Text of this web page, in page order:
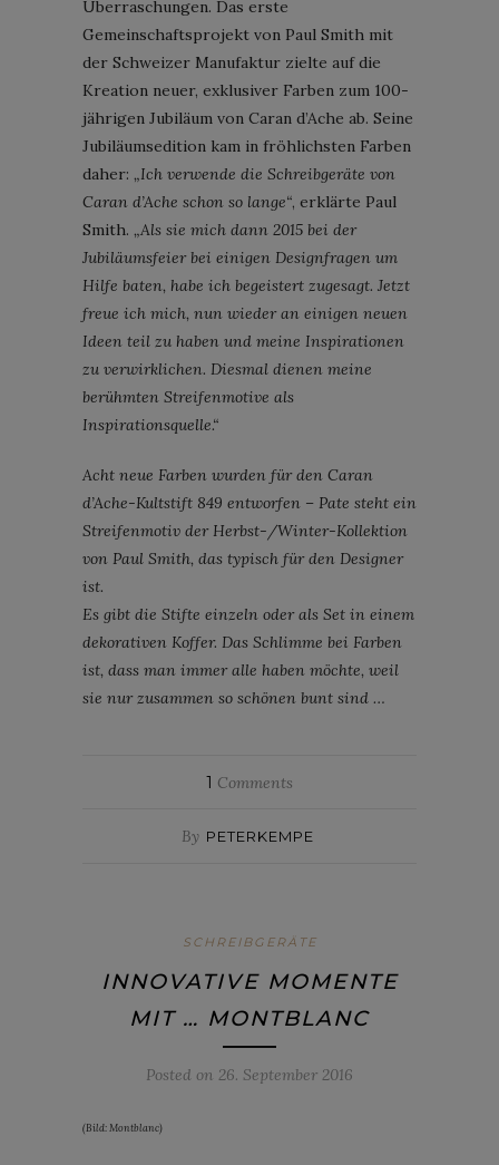
Überraschungen. Das erste
Gemeinschaftsprojekt von Paul Smith mit
der Schweizer Manufaktur zielte auf die
Kreation neuer, exklusiver Farben zum 100-
jährigen Jubiläum von Caran d’Ache ab. Seine
Jubiläumsedition kam in fröhlichsten Farben
daher: „Ich verwende die Schreibgeräte von
Caran d’Ache schon so lange“, erklärte Paul
Smith. „Als sie mich dann 2015 bei der
Jubiläumsfeier bei einigen Designfragen um
Hilfe baten, habe ich begeistert zugesagt. Jetzt
freue ich mich, nun wieder an einigen neuen
Ideen teil zu haben und meine Inspirationen
zu verwirklichen. Diesmal dienen meine
berühmten Streifenmotive als
Inspirationsquelle.“
Acht neue Farben wurden für den Caran
d’Ache-Kultstift 849 entworfen – Pate steht ein
Streifenmotiv der Herbst-/Winter-Kollektion
von Paul Smith, das typisch für den Designer
ist.
Es gibt die Stifte einzeln oder als Set in einem
dekorativen Koffer. Das Schlimme bei Farben
ist, dass man immer alle haben möchte, weil
sie nur zusammen so schönen bunt sind …
1 Comments
By PETERKEMPE
SCHREIBGERÄTE
INNOVATIVE MOMENTE
MIT … MONTBLANC
Posted on 26. September 2016
(Bild: Montblanc)